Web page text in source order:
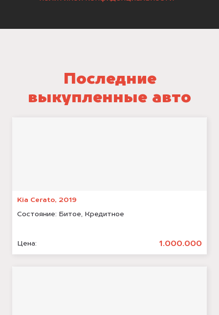
Последние
выкупленные авто
Kia Cerato, 2019
Состояние: Битое, Кредитное
Цена: 1.000.000